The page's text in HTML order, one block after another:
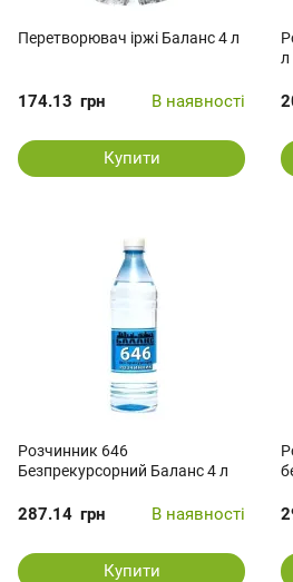
Перетворювач іржі Баланс 4 л
174.13 грн В наявності
Купити
л
Розчинник 646
Безпрекурсорний Баланс 4 л
287.14 грн В наявності
Купити